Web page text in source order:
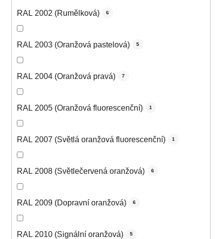
RAL 2002 (Rumělková) 6
RAL 2003 (Oranžová pastelová) 5
RAL 2004 (Oranžová pravá) 7
RAL 2005 (Oranžová fluorescenční) 1
RAL 2007 (Světlá oranžová fluorescenční) 1
RAL 2008 (Světlečervená oranžová) 6
RAL 2009 (Dopravní oranžová) 6
RAL 2010 (Signální oranžová) 5